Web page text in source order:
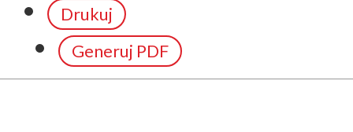
Drukuj
Generuj PDF